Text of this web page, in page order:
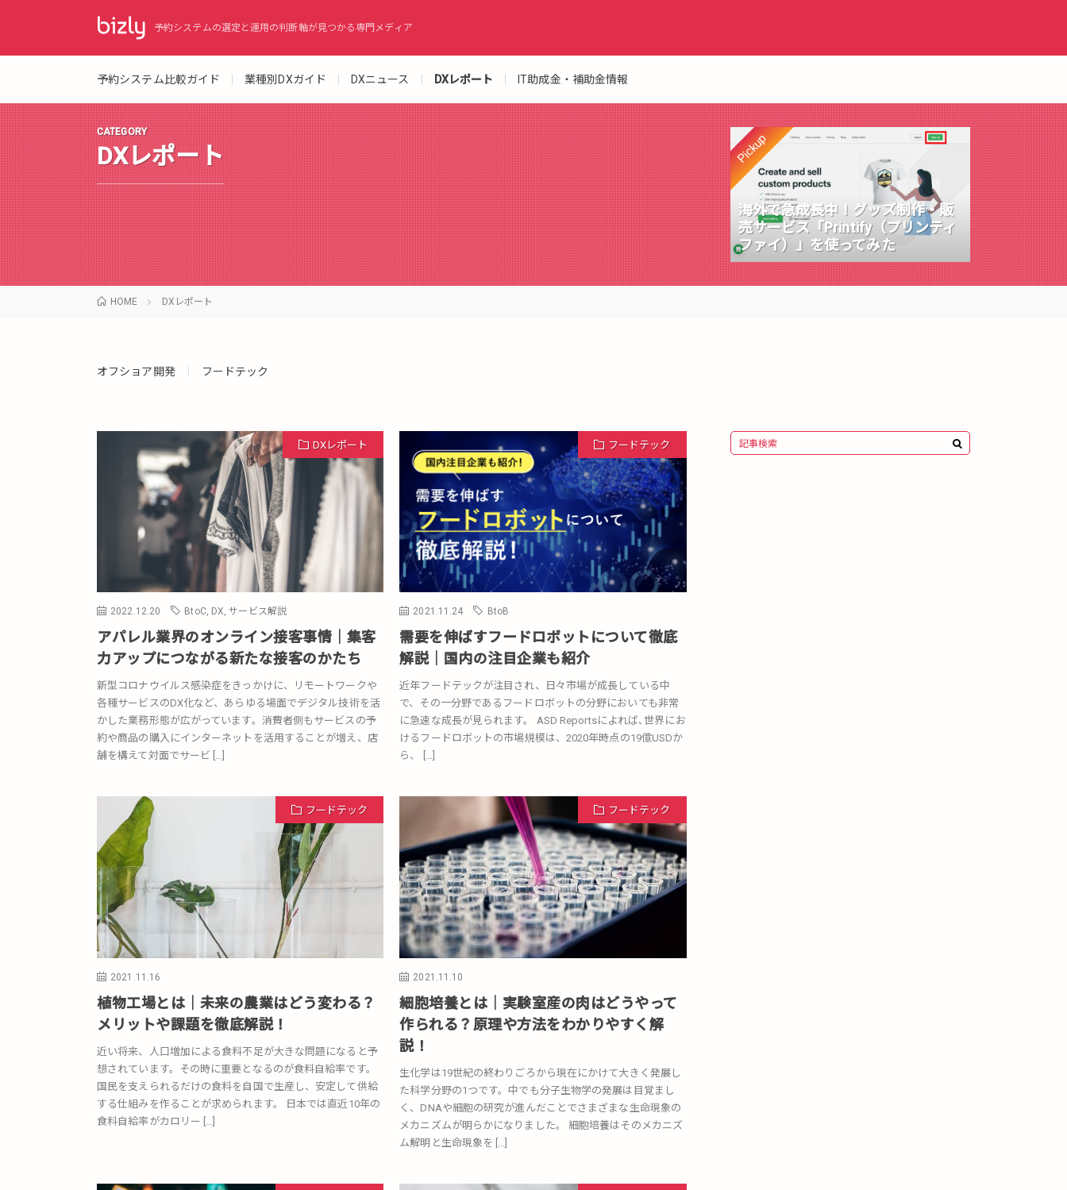
予約システムの選定と運用の判断軸が見つかる専門メディア
予約システム比較ガイド 業種別DXガイド DXニュース DXレポート IT助成金・補助金情報
CATEGORY
DXレポート Pickup
海外で急成長中！グッズ制作・販
売サービス「Printify（プリンティ
ファイ）」を使ってみた
HOME DXレポート
オフショア開発 フードテック
DXレポート
2022.12.20 BtoC, DX,サービス解説
アパレル業界のオンライン接客事情｜集客
力アップにつながる新たな接客のかたち
新型コロナウイルス感染症をきっかけに、リモートワークや
各種サービスのDX化など、あらゆる場面でデジタル技術を活
かした業務形態が広がっています。消費者側もサービスの予
約や商品の購入にインターネットを活用することが増え、店
舗を構えて対面でサービ […]
フードテック
2021.11.24 BtoB
需要を伸ばすフードロボットについて徹底
解説｜国内の注目企業も紹介
近年フードテックが注目され、日々市場が成長している中
で、その一分野であるフードロボットの分野においても非常
に急速な成長が見られます。 ASD Reportsによれば､世界にお
けるフードロボットの市場規模は、2020年時点の19億USDか
ら、 […]
フードテック
2021.11.16
植物工場とは｜未来の農業はどう変わる？
メリットや課題を徹底解説！
近い将来、人口増加による食料不足が大きな問題になると予
想されています。その時に重要となるのが食料自給率です。
国民を支えられるだけの食料を自国で生産し、安定して供給
する仕組みを作ることが求められます。 日本では直近10年の
食料自給率がカロリー […]
フードテック
2021.11.10
細胞培養とは｜実験室産の肉はどうやって
作られる？原理や方法をわかりやすく解
説！
生化学は19世紀の終わりごろから現在にかけて大きく発展し
た科学分野の1つです。中でも分子生物学の発展は目覚まし
く、DNAや細胞の研究が進んだことでさまざまな生命現象の
メカニズムが明らかになりました。 細胞培養はそのメカニズ
ム解明と生命現象を […]